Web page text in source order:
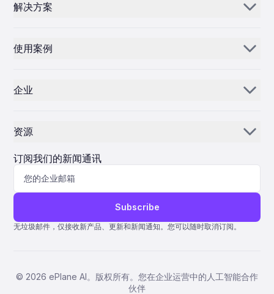
解决方案
电子邮件 AI
控制中心
使用案例
MROs
AEC
制造
生命科学
企业
为什么选择 ePlane AI
职业发展
联系我们
资源
新闻
博客
协助
量子 ERP
订阅我们的新闻通讯
Subscribe
无垃圾邮件，仅接收新产品、更新和新闻通知。您可以随时取消订阅。
© 2026 ePlane AI。版权所有。您在企业运营中的人工智能合作
伙伴